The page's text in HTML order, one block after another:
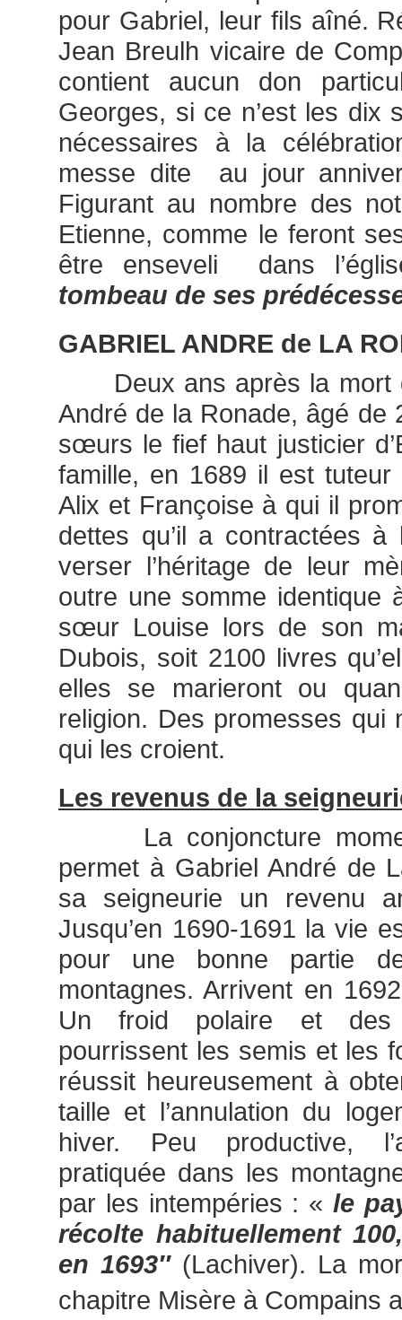
pour Gabriel, leur fils aîné.
Jean Breulh vicaire de
contient aucun don
Georges, si ce n’est les dix
nécessaires à la
messe dite au jour
Figurant au nombre des
Etienne, comme le feront
être enseveli dans
tombeau de ses
GABRIEL ANDRE de LA
Deux ans après la mort
André de la Ronade, âgé de
sœurs le fief haut justicier
famille, en 1689 il est
Alix et Françoise à qui il
dettes qu’il a contractées
verser l’héritage de leur
outre une somme identique
sœur Louise lors de son
Dubois, soit 2100 livres
elles se marieront ou
religion. Des promesses qui
qui les croient.
Les revenus de la
La conjoncture
permet à Gabriel André de
sa seigneurie un revenu
Jusqu’en 1690-1691 la vie
pour une bonne partie
montagnes. Arrivent en
Un froid polaire et des
pourrissent les semis et les
réussit heureusement à
taille et l’annulation du
hiver. Peu productive,
pratiquée dans les
par les intempéries : « le
récolte habituellement
en 1693″ (Lachiver). La
chapitre Misère à Compains